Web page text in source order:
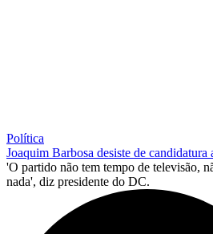
Política
Joaquim Barbosa desiste de candidatura
'O partido não tem tempo de televisão,
nada', diz presidente do DC.